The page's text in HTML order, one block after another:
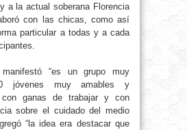
a la actual soberana Florencia
con las chicas, como así
particular a todas y a cada
manifestó “es un grupo muy
jóvenes muy amables y
con ganas de trabajar y con
sobre el cuidado del medio
“la idea era destacar que